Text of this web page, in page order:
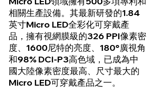
相關生產設備。其最新研發的1.84
英寸Micro LED全彩化可穿戴產
品，擁有視網膜級的326 PPI像素密
度、1600尼特的亮度、180°廣視角
和98% DCI-P3高色域，已成為中
國大陸像素密度最高、尺寸最大的
Micro LED可穿戴產品之一。